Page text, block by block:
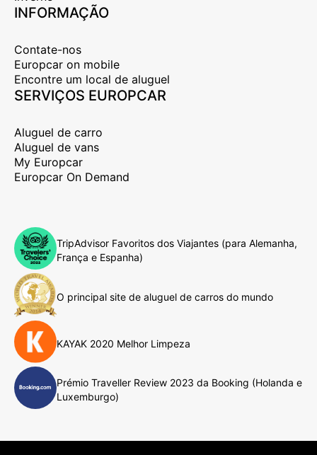
INFORMAÇÃO
Contate-nos
Europcar on mobile
Encontre um local de aluguel
SERVIÇOS EUROPCAR
Aluguel de carro
Aluguel de vans
My Europcar
Europcar On Demand
TripAdvisor Favoritos dos Viajantes (para Alemanha,
França e Espanha)
O principal site de aluguel de carros do mundo
KAYAK 2020 Melhor Limpeza
Prémio Traveller Review 2023 da Booking (Holanda e
Luxemburgo)